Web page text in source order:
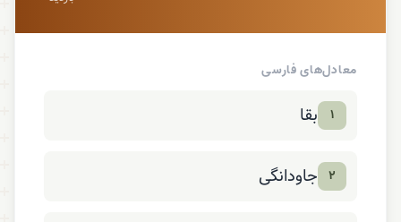
معادل‌های فارسی
۱ بقا
۲ جاودانگی